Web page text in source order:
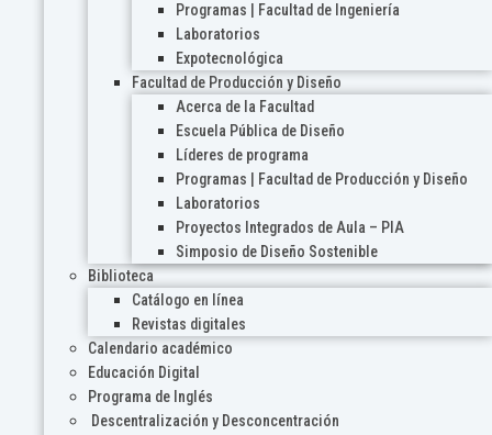
Programas | Facultad de Ingeniería
Laboratorios
Expotecnológica
Facultad de Producción y Diseño
Acerca de la Facultad
Escuela Pública de Diseño
Líderes de programa
Programas | Facultad de Producción y Diseño
Laboratorios
Proyectos Integrados de Aula – PIA
Simposio de Diseño Sostenible
Biblioteca
Catálogo en línea
Revistas digitales
Calendario académico
Educación Digital
Programa de Inglés
Descentralización y Desconcentración